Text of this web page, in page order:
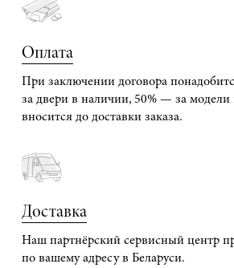
Оплата
При заключении договора
за двери в наличии, 50% — за модели
вносится до доставки заказа.
Доставка
Наш партнёрский сервисный центр
по вашему адресу в Беларуси.